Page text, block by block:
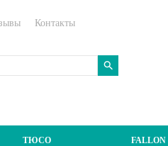
Контакты
ТЮСО FALLON